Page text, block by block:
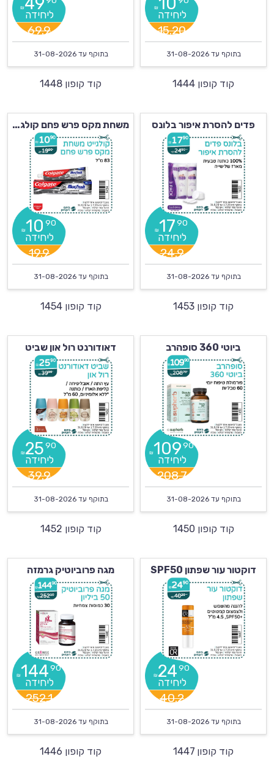
₪
15.20
בתוקף עד31-08-2026
קוד קופון 1444
₪
69.9
בתוקף עד31-08-2026
קוד קופון 1448
פדים להסרת איפור בלונס
₪1790
24.9
בתוקף עד31-08-2026
קוד קופון 1453
משחת מקס פרש פחם קולגייט
₪10 90
19.9
בתוקף עד31-08-2026
קוד קופון 1454
ביוטי 360 סופהרב
₪10990
208.7
בתוקף עד31-08-2026
קוד קופון 1450
דאודורנט רול און שביט
₪2590
39.9
בתוקף עד31-08-2026
קוד קופון 1452
דוקטור עור שפתון SPF50
₪2490
40.2
בתוקף עד31-08-2026
קוד קופון 1447
מגה פרוביוטיק גרמזה
₪14490
252.1
בתוקף עד31-08-2026
קוד קופון 1446